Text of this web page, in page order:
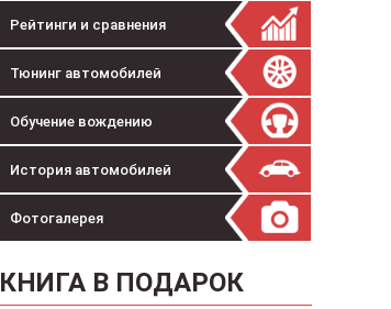
Рейтинги и сравнения
Тюнинг автомобилей
Обучение вождению
История автомобилей
Фотогалерея
КНИГА В ПОДАРОК